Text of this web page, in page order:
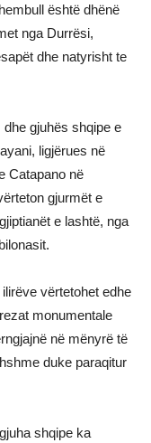
është dhënë
nga Durrësi,
dhe natyrisht te
gjuhës shqipe e
ligjërues në
Catapano në
gjurmët e
e lashtë, nga
vërtetohet edhe
monumentale
në mënyrë të
duke paraqitur
shqipe ka